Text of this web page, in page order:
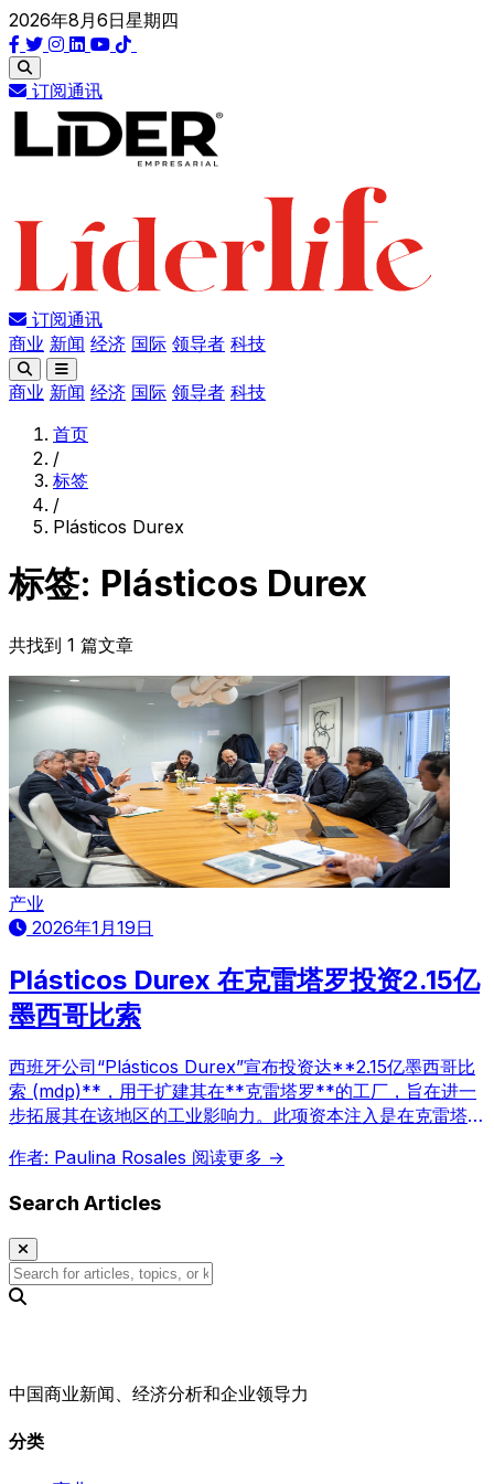
2026年8月6日星期四
订阅通讯
订阅通讯
商业 新闻 经济 国际 领导者 科技
商业 新闻 经济 国际 领导者 科技
首页
/
标签
/
Plásticos Durex
标签: Plásticos Durex
共找到 1 篇文章
产业
2026年1月19日
Plásticos Durex 在克雷塔罗投资2.15亿
墨西哥比索
西班牙公司“Plásticos Durex”宣布投资达**2.15亿墨西哥比
索 (mdp)**，用于扩建其在**克雷塔罗**的工厂，旨在进一
步拓展其在该地区的工业影响力。此项资本注入是在克雷塔罗
举行战略性经济会议后对外公布的。
作者: Paulina Rosales 阅读更多 →
Search Articles
中国商业新闻、经济分析和企业领导力
分类